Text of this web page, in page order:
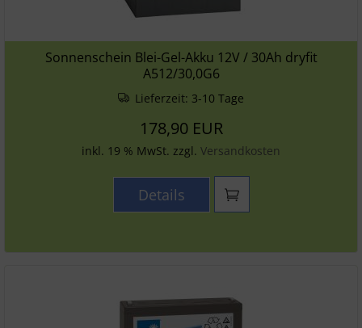
Sonnenschein Blei-Gel-Akku 12V / 30Ah dryfit
A512/30,0G6
Lieferzeit: 3-10 Tage
178,90 EUR
inkl. 19 % MwSt. zzgl. Versandkosten
Details